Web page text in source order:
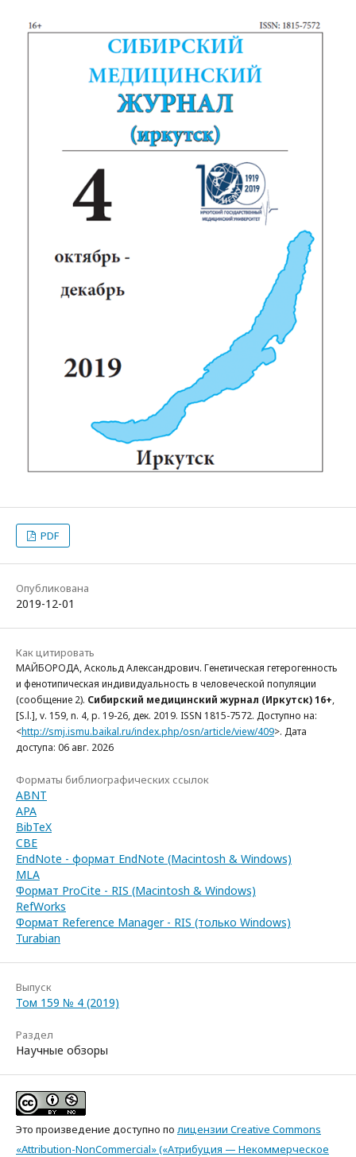
PDF
Опубликована
2019-12-01
Как цитировать
МАЙБОРОДА, Аскольд Александрович. Генетическая гетерогенность
и фенотипическая индивидуальность в человеческой популяции
(сообщение 2). Сибирский медицинский журнал (Иркутск) 16+,
[S.l.], v. 159, n. 4, p. 19-26, дек. 2019. ISSN 1815-7572. Доступно на:
<http://smj.ismu.baikal.ru/index.php/osn/article/view/409>. Дата
доступа: 06 авг. 2026
Форматы библиографических ссылок
ABNT
APA
BibTeX
CBE
EndNote - формат EndNote (Macintosh & Windows)
MLA
Формат ProCite - RIS (Macintosh & Windows)
RefWorks
Формат Reference Manager - RIS (только Windows)
Turabian
Выпуск
Том 159 № 4 (2019)
Раздел
Научные обзоры
Это произведение доступно по лицензии Creative Commons
«Attribution-NonCommercial» («Атрибуция — Некоммерческое